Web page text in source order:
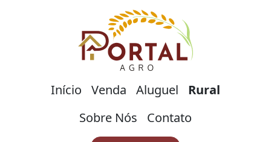
Início Venda Aluguel
Rural
Sobre Nós
Contato